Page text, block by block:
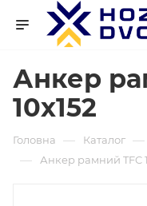
Анкер
10х152
Головна — Каталог —
— Анкер рамний TFC